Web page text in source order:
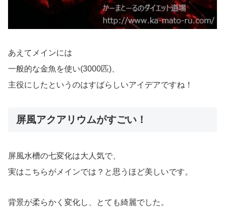
あえてメインには
一般的な金魚を使い(3000匹)、
主役にしたというのはすばらしいアイデアですね！
屏風アクアリウムがすごい！
屏風水槽の七変化は大人気で、
実はこちらがメインでは？と思うほど美しいです。
背景が柔らかく変化し、とても綺麗でした。